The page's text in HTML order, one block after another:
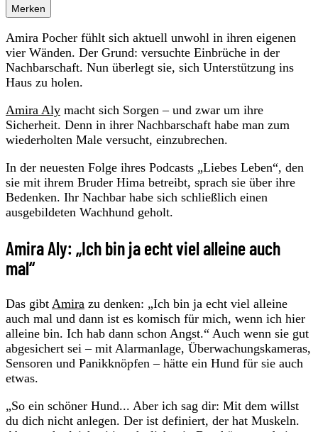
Merken
Amira Pocher fühlt sich aktuell unwohl in ihren eigenen
vier Wänden. Der Grund: versuchte Einbrüche in der
Nachbarschaft. Nun überlegt sie, sich Unterstützung ins
Haus zu holen.
Amira Aly macht sich Sorgen – und zwar um ihre
Sicherheit. Denn in ihrer Nachbarschaft habe man zum
wiederholten Male versucht, einzubrechen.
In der neuesten Folge ihres Podcasts „Liebes Leben“, den
sie mit ihrem Bruder Hima betreibt, sprach sie über ihre
Bedenken. Ihr Nachbar habe sich schließlich einen
ausgebildeten Wachhund geholt.
Amira Aly: „Ich bin ja echt viel alleine auch
mal“
Das gibt Amira zu denken: „Ich bin ja echt viel alleine
auch mal und dann ist es komisch für mich, wenn ich hier
alleine bin. Ich hab dann schon Angst.“ Auch wenn sie gut
abgesichert sei – mit Alarmanlage, Überwachungskameras,
Sensoren und Panikknöpfen – hätte ein Hund für sie auch
etwas.
„So ein schöner Hund... Aber ich sag dir: Mit dem willst
du dich nicht anlegen. Der ist definiert, der hat Muskeln.